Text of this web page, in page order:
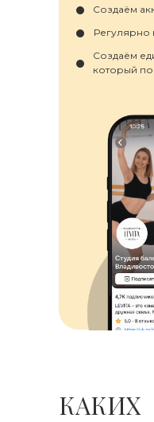
Создаём
Регулярно
Создаём
который
КАКИХ